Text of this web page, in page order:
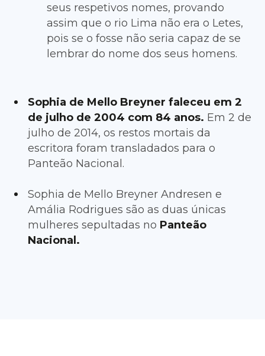
seus respetivos nomes, provando
assim que o rio Lima não era o Letes,
pois se o fosse não seria capaz de se
lembrar do nome dos seus homens.
Sophia de Mello Breyner faleceu em 2
de julho de 2004 com 84 anos. Em 2 de
julho de 2014, os restos mortais da
escritora foram transladados para o
Panteão Nacional.
Sophia de Mello Breyner Andresen e
Amália Rodrigues são as duas únicas
mulheres sepultadas no Panteão
Nacional.